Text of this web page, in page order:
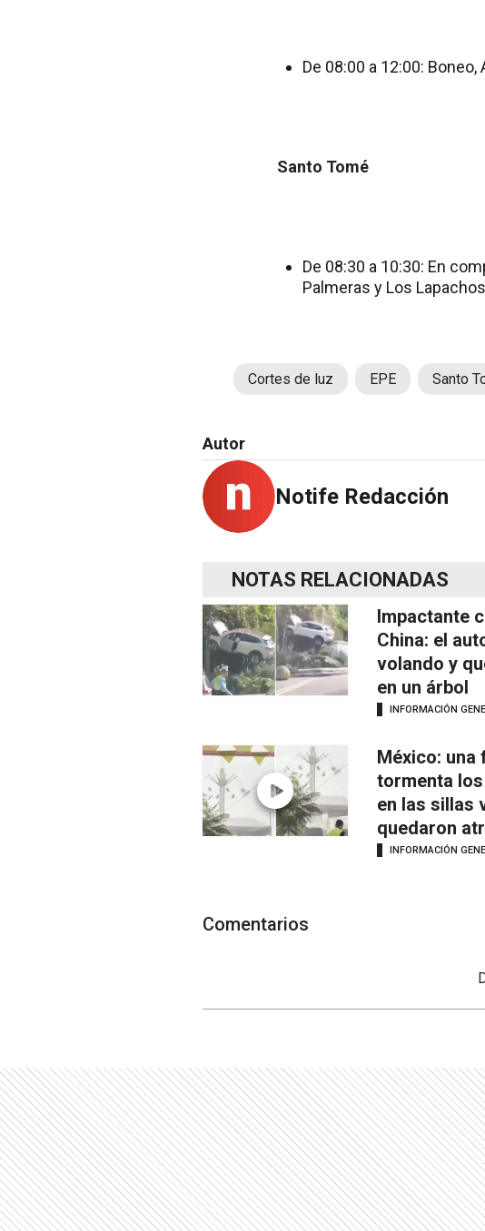
De 08:00 a 12:00:
Santo Tomé
De 08:30 a 10:30: En
Palmeras y Los
Cortes de luz EPE Santo
Autor
Notife Redacción
NOTAS RELACIONADAS
Impactante
China: el
volando y
en un árbol
INFORMACIÓN
México: una
tormenta
en las sillas
quedaron
INFORMACIÓN
Comentarios